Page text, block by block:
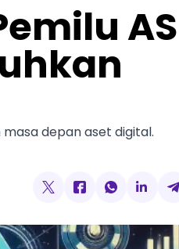
AS
depan aset digital.